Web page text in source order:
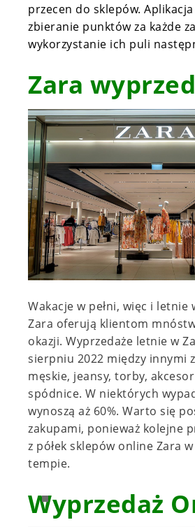
przecen do sklepów.
zbieranie punktów za każde
wykorzystanie ich puli
Zara
Wakacje w pełni, więc i letnie
Zara oferują klientom
okazji. Wyprzedaże letnie w
sierpniu 2022 między innymi
męskie, jeansy, torby,
spódnice. W niektórych
wynoszą aż 60%. Warto się
zakupami, ponieważ kolejne
z półek sklepów online Zara
tempie.
Wyprzedaż